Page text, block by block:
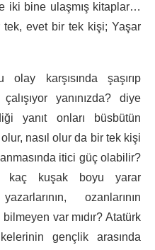
iki bine ulaşmış kitaplar…
tek, evet bir tek kişi; Yaşar
karşısında şaşırıp
yanınızda? diye
yanıt onları büsbütün
olur, nasıl olur da bir tek kişi
itici güç olabilir?
kaç kuşak boyu yarar
ozanlarının
var mıdır? Atatürk
gençlik arasında